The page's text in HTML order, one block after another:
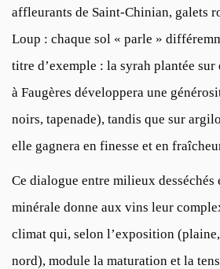
affleurants de Saint-Chinian, galets
Loup : chaque sol « parle »
titre d’exemple : la syrah plantée sur
à Faugères développera une
noirs, tapenade), tandis que sur
elle gagnera en finesse et en
Ce dialogue entre milieux
minérale donne aux vins leur
climat qui, selon l’exposition
nord), module la maturation et la